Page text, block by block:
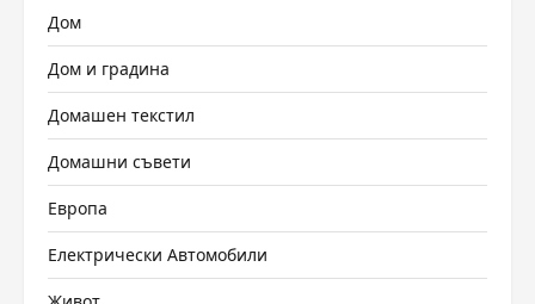
Дом
Дом и градина
Домашен текстил
Домашни съвети
Европа
Електрически Автомобили